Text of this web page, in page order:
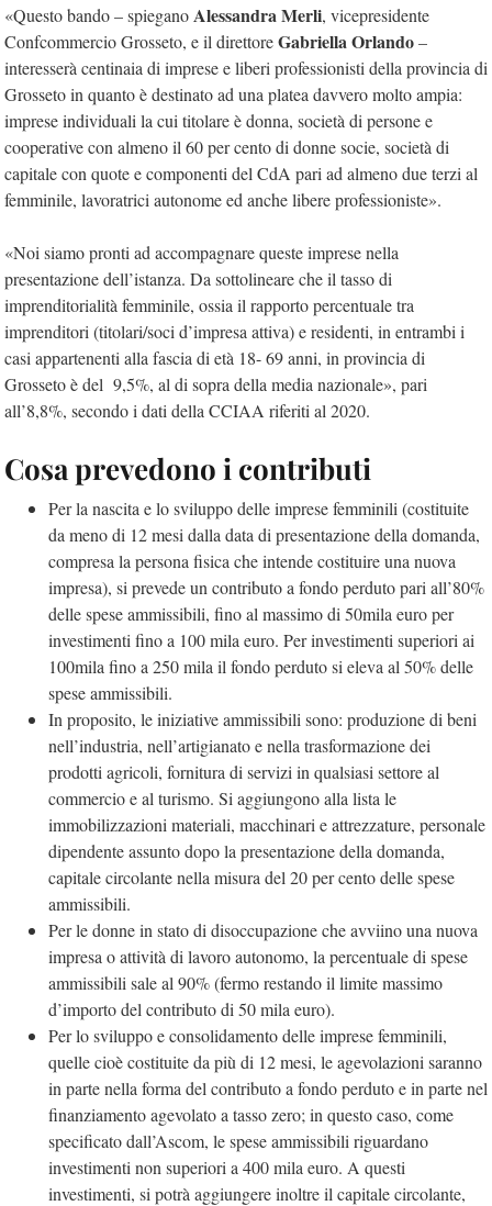
«Questo bando – spieganoAlessandra Merli, vicepresidente
Confcommercio Grosseto, e il direttoreGabriella Orlando–
interesserà centinaia di imprese e liberi professionisti della provincia di
Grosseto in quanto è destinato ad una platea davvero molto ampia:
imprese individuali la cui titolare è donna, società di persone e
cooperative con almeno il 60 per cento di donne socie, società di
capitale con quote e componenti del CdA pari ad almeno due terzi al
femminile, lavoratrici autonome ed anche libere professioniste».
«Noi siamo pronti ad accompagnare queste imprese nella
presentazione dell’istanza. Da sottolineare che il tasso di
imprenditorialità femminile, ossia il rapporto percentuale tra
imprenditori (titolari/soci d’impresa attiva) e residenti, in entrambi i
casi appartenenti alla fascia di età 18- 69 anni, in provincia di
Grosseto è del 9,5%, al di sopra della media nazionale», pari
all’8,8%, secondo i dati della CCIAA riferiti al 2020.
Cosa prevedono i contributi
Per la nascita e lo sviluppo delle imprese femminili (costituite
da meno di 12 mesi dalla data di presentazione della domanda,
compresa la persona fisica che intende costituire una nuova
impresa), si prevede un contributo a fondo perduto pari all’80%
delle spese ammissibili, fino al massimo di 50mila euro per
investimenti fino a 100 mila euro. Per investimenti superiori ai
100mila fino a 250 mila il fondo perduto si eleva al 50% delle
spese ammissibili.
In proposito, le iniziative ammissibili sono: produzione di beni
nell’industria, nell’artigianato e nella trasformazione dei
prodotti agricoli, fornitura di servizi in qualsiasi settore al
commercio e al turismo. Si aggiungono alla lista le
immobilizzazioni materiali, macchinari e attrezzature, personale
dipendente assunto dopo la presentazione della domanda,
capitale circolante nella misura del 20 per cento delle spese
ammissibili.
Per le donne in stato di disoccupazione che avviino una nuova
impresa o attività di lavoro autonomo, la percentuale di spese
ammissibili sale al 90% (fermo restando il limite massimo
d’importo del contributo di 50 mila euro).
Per lo sviluppo e consolidamento delle imprese femminili,
quelle cioè costituite da più di 12 mesi, le agevolazioni saranno
in parte nella forma del contributo a fondo perduto e in parte nel
finanziamento agevolato a tasso zero; in questo caso, come
specificato dall’Ascom, le spese ammissibili riguardano
investimenti non superiori a 400 mila euro. A questi
investimenti, si potrà aggiungere inoltre il capitale circolante,